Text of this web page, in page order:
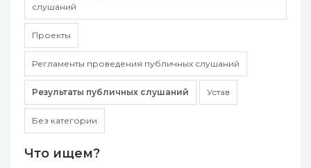
слушаний
Проекты
Регламенты проведения публичных слушаний
Результаты публичных слушаний Устав
Без категории
Что ищем?